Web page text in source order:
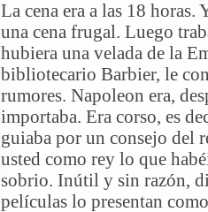
La cena era a las 18 horas.
una cena frugal. Luego
hubiera una velada de la
bibliotecario Barbier, le
rumores. Napoleon era,
importaba. Era corso, es
guiaba por un consejo del
usted como rey lo que
sobrio. Inútil y sin razón,
películas lo presentan